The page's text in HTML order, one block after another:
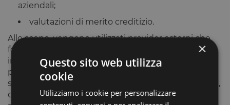
aziendali;
valutazioni di merito creditizio.
Allo scopo, vengono utilizzati provider esterni che
forniscono alcuni scoring. Tali scoring vengono
integrati tra loro secondo un sistema di calcolo
proprietario di Opstart e risultano in un indicatore
sintetico finale chiamato OCI (Opstart Credit Index),
che si colloca su una scala da 1 (rischio di credito
×
Questo sito web utilizza
cookie
Utilizziamo i cookie per personalizzare